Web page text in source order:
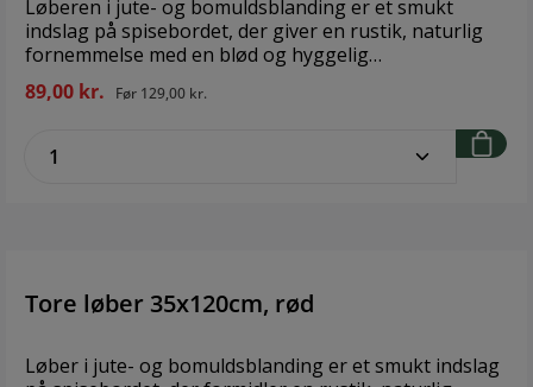
Løberen i jute- og bomuldsblanding er et smukt
indslag på spisebordet, der giver en rustik, naturlig
fornemmelse med en blød og hyggelig
stemning. Brand:
FondacoStørrelse: 35x90cmMateriale: 60% jute, 40%
89,00 kr. Før 129,00 kr.
Tore løber 35x120cm, rød
Løber i jute- og bomuldsblanding er et smukt indslag